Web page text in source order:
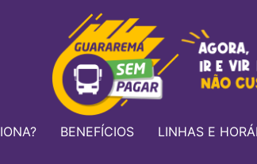
BENEFÍCIOS LINHAS E